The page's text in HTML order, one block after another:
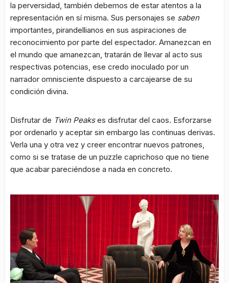
la perversidad, también debemos de estar atentos a la
representación en sí misma. Sus personajes se saben
importantes, pirandellianos en sus aspiraciones de
reconocimiento por parte del espectador. Amanezcan en
el mundo que amanezcan, tratarán de llevar al acto sus
respectivas potencias, ese credo inoculado por un
narrador omnisciente dispuesto a carcajearse de su
condición divina.
Disfrutar de Twin Peakses disfrutar del caos. Esforzarse
por ordenarlo y aceptar sin embargo las continuas derivas.
Verla una y otra vez y creer encontrar nuevos patrones,
como si se tratase de un puzzle caprichoso que no tiene
que acabar pareciéndose a nada en concreto.